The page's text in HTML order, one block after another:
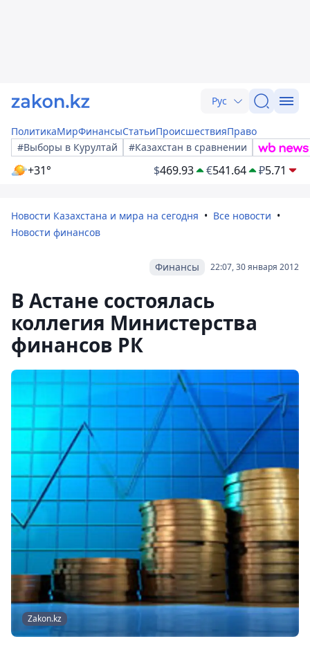
Рус
ПолитикаМирФинансыСтатьиПроисшествияПраво
#Выборы в Курултай
#Казахстан в сравнении
+31° $469.93 €541.64 ₽5.71
Новости Казахстана и мира на сегодня
Все новости
Новости финансов
22:07, 30 января 2012
Финансы
В Астане состоялась
коллегия Министерства
финансов РК
Zakon.kz